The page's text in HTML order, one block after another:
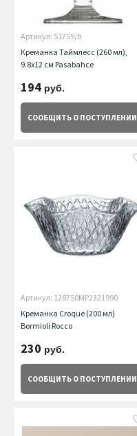
Артикул: 51759/b
Креманка Таймлесс (260 мл),
9.8х12 см Pasabahce
194 руб.
СООБЩИТЬ О ПОСТУПЛЕНИИ
Артикул: 128750MP2321990
Креманка Croque (200 мл)
Bormioli Rocco
230 руб.
СООБЩИТЬ О ПОСТУПЛЕНИИ